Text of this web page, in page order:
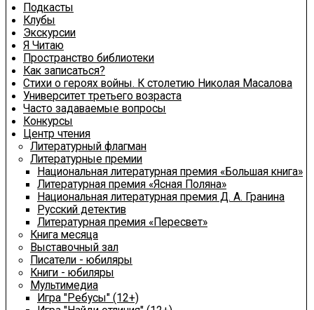
Подкасты
Клубы
Экскурсии
Я Читаю
Пространство библиотеки
Как записаться?
Стихи о героях войны. К столетию Николая Масалова
Университет третьего возраста
Часто задаваемые вопросы
Конкурсы
Центр чтения
Литературный флагман
Литературные премии
Национальная литературная премия «Большая книга»
Литературная премия «Ясная Поляна»
Национальная литературная премия Д. А. Гранина
Русский детектив
Литературная премия «Пересвет»
Книга месяца
Выставочный зал
Писатели - юбиляры
Книги - юбиляры
Мультимедиа
Игра "Ребусы" (12+)